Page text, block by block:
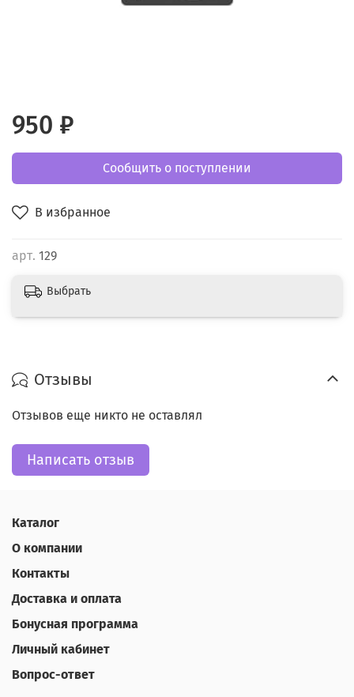
В избранное
арт. 129
950 ₽
Сообщить о поступлении
Выбрать
Отзывы
Отзывов еще никто не оставлял
Написать отзыв
Каталог
О компании
Контакты
Доставка и оплата
Бонусная программа
Личный кабинет
Вопрос-ответ